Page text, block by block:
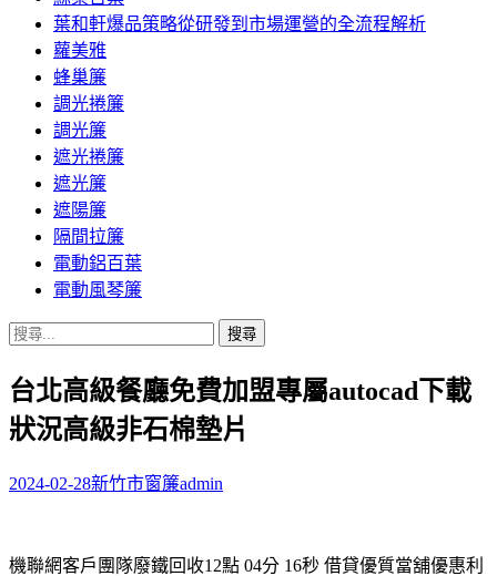
葉和軒爆品策略從研發到市場運營的全流程解析
蘿美雅
蜂巢簾
調光捲簾
調光簾
遮光捲簾
遮光簾
遮陽簾
隔間拉簾
電動鋁百葉
電動風琴簾
搜
關
鍵
字:
台北高級餐廳免費加盟專屬autocad下載
狀況高級非石棉墊片
2024-02-28新竹市窗簾admin
機聯網客戶團隊廢鐵回收12點 04分 16秒 借貸優質當舖優惠利